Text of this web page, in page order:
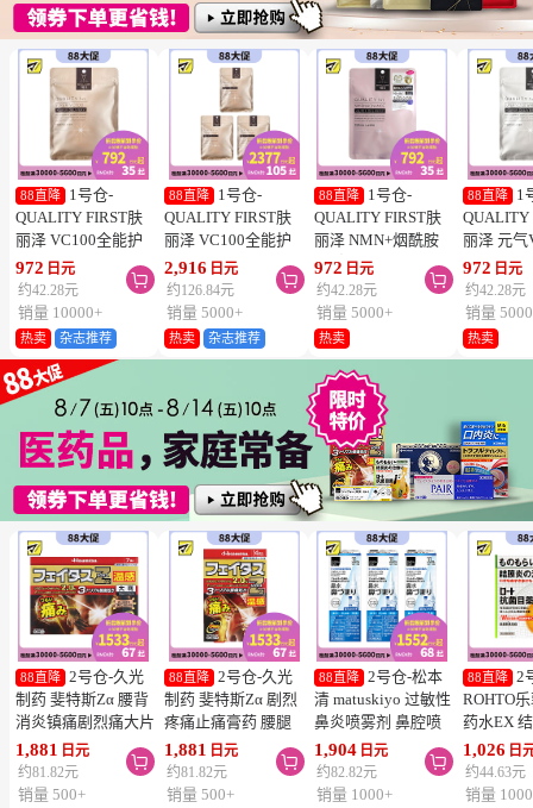
88直降
1号仓-
QUALITY FIRST肤
丽泽 VC100全能护
理面膜 7片
972 日元
约42.28元

销量 10000+
热卖 杂志推荐
88直降
1号仓-
QUALITY FIRST肤
丽泽 VC100全能护
理面膜 7片 3个装
2,916 日元
约126.84元

销量 5000+
热卖 杂志推荐
88直降
1号仓-
QUALITY FIRST肤
丽泽 NMN+烟酰胺
多重焕活面膜 7片
972 日元
约42.28元

销量 5000+
热卖
88直降
1
QUALITY
丽泽 元气
白保湿面
维生素C
片
972 日元
约42.28元
销量
热卖
88直降 2号仓-久光
制药 斐特斯Zα 腰背
消炎镇痛剧烈痛大片
膏药贴 温感
10×14cm 7贴【第2
类医药品】
1,881 日元
约81.82元

销量 500+
88直降
2号仓-久光
制药 斐特斯Zα 剧烈
疼痛止痛膏药 腰腿
疼痛 温感 7×10cm
14贴【第2类医药
品】
1,881 日元
约81.82元

销量 500+
88直降 2号仓-松本
清 matuskiyo 过敏性
鼻炎喷雾剂 鼻腔喷
雾 缓解鼻塞流涕
30ml【第2类医药
品】 3个装
1,904 日元
约82.82元

销量 1000+
88直降
2
ROHTO
药水EX
药水
【第2类
【寒冷地
1,026 日
约44.63元
销量